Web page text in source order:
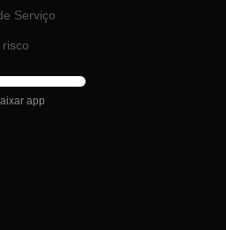
Serviço
app